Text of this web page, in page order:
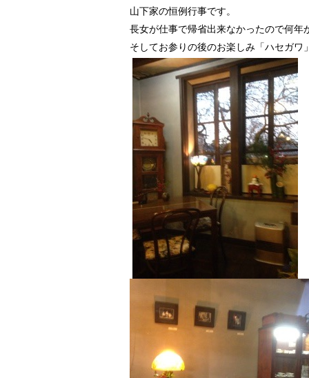
山下家の恒例行事です。
長女が仕事で帰省出来なかったので何年
そしてお参りの後のお楽しみ「ハセガワ